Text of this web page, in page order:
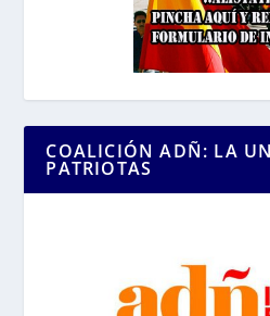
COALICIÓN ADÑ: LA
PATRIOTAS